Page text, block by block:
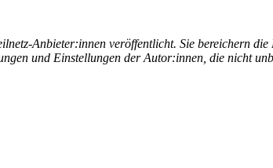
Anbieter:innen veröffentlicht. Sie bereichern
und Einstellungen der Autor:innen, die nicht